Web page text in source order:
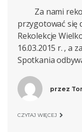
Za nami
przygotować się
Rekolekcje
16.03.2015 r. , a
Spotkania
przez
CZYTAJ WIĘCEJ